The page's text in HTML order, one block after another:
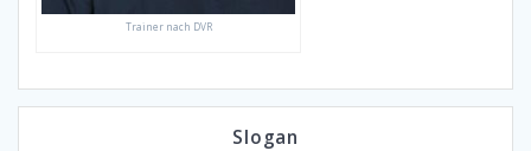
Trainer nach DVR
Slogan